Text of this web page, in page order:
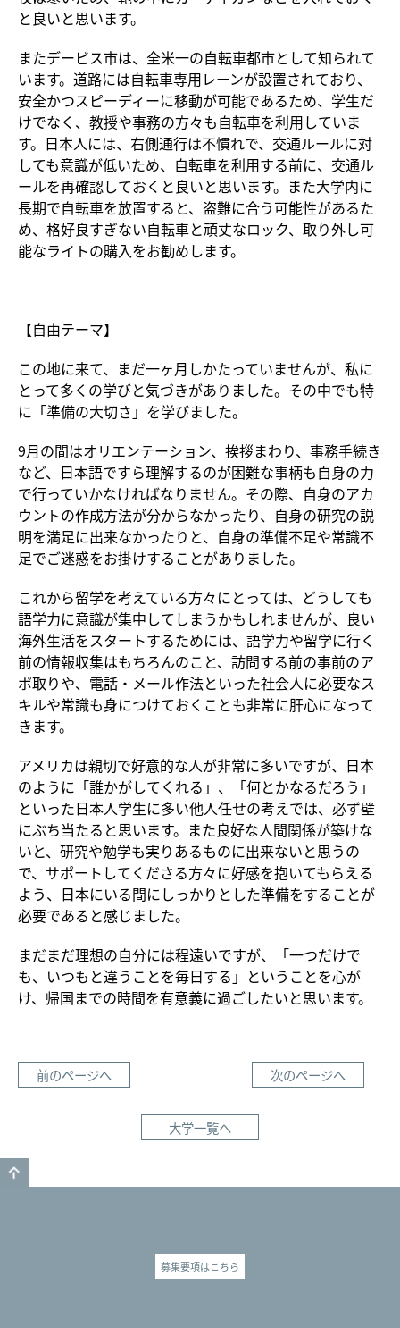
と良いと思います。
またデービス市は、全米一の自転車都市として知られて
います。道路には自転車専用レーンが設置されており、
安全かつスピーディーに移動が可能であるため、学生だ
けでなく、教授や事務の方々も自転車を利用していま
す。日本人には、右側通行は不慣れで、交通ルールに対
しても意識が低いため、自転車を利用する前に、交通ル
ールを再確認しておくと良いと思います。また大学内に
長期で自転車を放置すると、盗難に合う可能性があるた
め、格好良すぎない自転車と頑丈なロック、取り外し可
能なライトの購入をお勧めします。
【自由テーマ】
この地に来て、まだ一ヶ月しかたっていませんが、私に
とって多くの学びと気づきがありました。その中でも特
に「準備の大切さ」を学びました。
9月の間はオリエンテーション、挨拶まわり、事務手続き
など、日本語ですら理解するのが困難な事柄も自身の力
で行っていかなければなりません。その際、自身のアカ
ウントの作成方法が分からなかったり、自身の研究の説
明を満足に出来なかったりと、自身の準備不足や常識不
足でご迷惑をお掛けすることがありました。
これから留学を考えている方々にとっては、どうしても
語学力に意識が集中してしまうかもしれませんが、良い
海外生活をスタートするためには、語学力や留学に行く
前の情報収集はもちろんのこと、訪問する前の事前のア
ポ取りや、電話・メール作法といった社会人に必要なス
キルや常識も身につけておくことも非常に肝心になって
きます。
アメリカは親切で好意的な人が非常に多いですが、日本
のように「誰かがしてくれる」、「何とかなるだろう」
といった日本人学生に多い他人任せの考えでは、必ず壁
にぶち当たると思います。また良好な人間関係が築けな
いと、研究や勉学も実りあるものに出来ないと思うの
で、サポートしてくださる方々に好感を抱いてもらえる
よう、日本にいる間にしっかりとした準備をすることが
必要であると感じました。
まだまだ理想の自分には程遠いですが、「一つだけで
も、いつもと違うことを毎日する」ということを心が
け、帰国までの時間を有意義に過ごしたいと思います。
前のページへ 次のページへ
大学一覧へ
募集要項はこちら